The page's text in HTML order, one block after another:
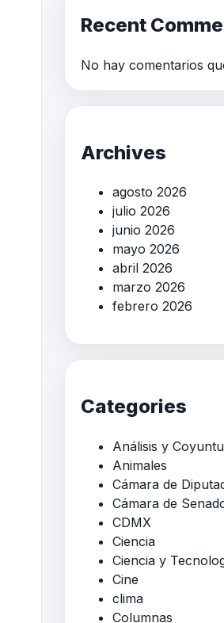
Recent
No hay comentarios
Archives
agosto 2026
julio 2026
junio 2026
mayo 2026
abril 2026
marzo 2026
febrero 2026
Categories
Análisis y
Animales
Cámara de
Cámara de
CDMX
Ciencia
Ciencia y
Cine
clima
Columnas